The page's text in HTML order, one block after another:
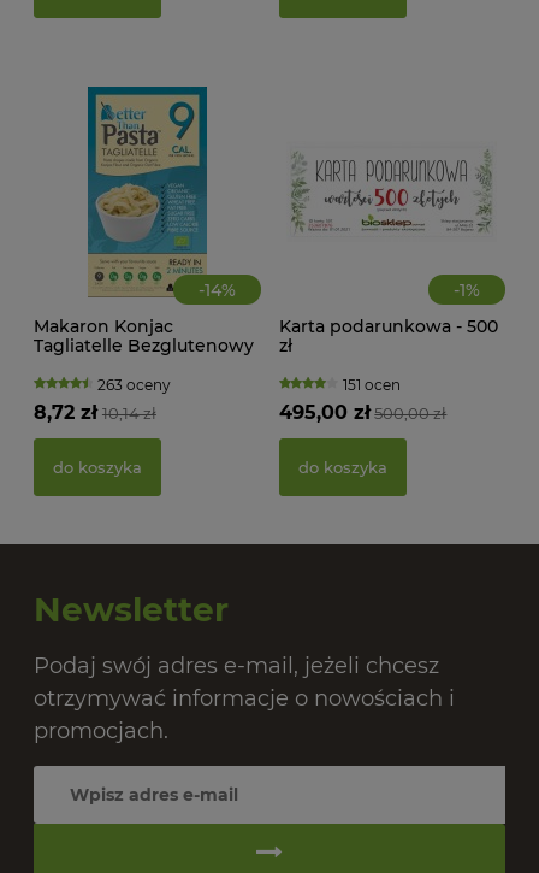
-14%
Makaron Konjac
Tagliatelle Bezglutenowy
Foods
263 oceny
10,14 zł
8,72 zł
do koszyka
-1%
Karta podarunkowa - 500
zł
151 ocen
500,00 zł
495,00 zł
do koszyka
Newsletter
Podaj swój adres e-mail, jeżeli chcesz
otrzymywać informacje o nowościach i
promocjach.